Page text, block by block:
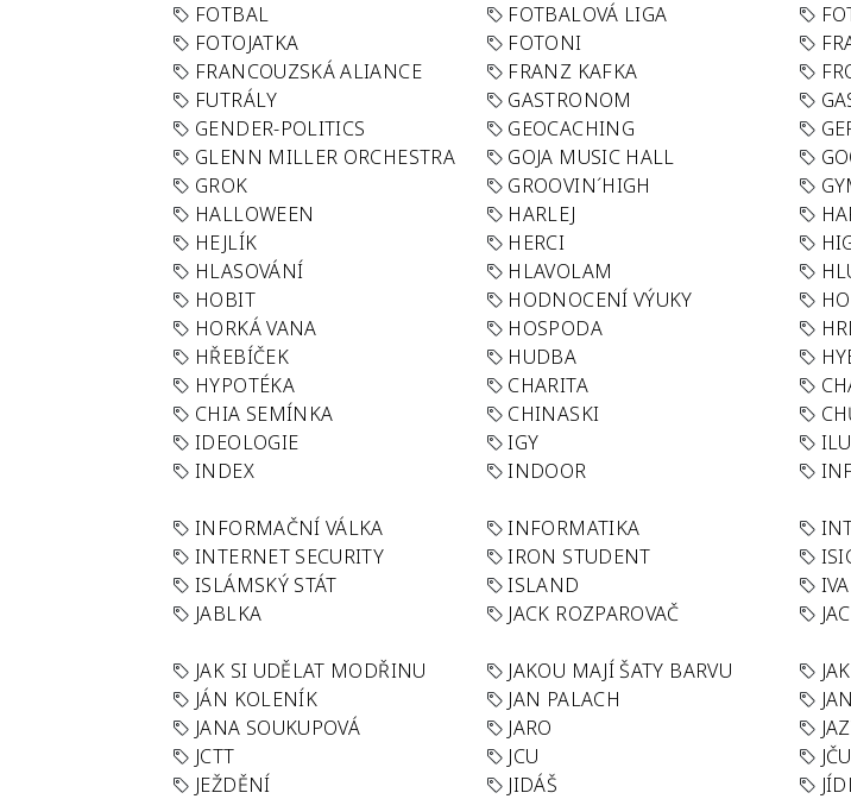
FOTBAL
FOTBALOVÁ LIGA
FOTOJATKA
FOTONI
FRANCOUZSKÁ ALIANCE
FRANZ KAFKA
FUTRÁLY
GASTRONOM
GENDER-POLITICS
GEOCACHING
GLENN MILLER ORCHESTRA
GOJA MUSIC HALL
GROK
GROOVIN´HIGH
HALLOWEEN
HARLEJ
HEJLÍK
HERCI
HLASOVÁNÍ
HLAVOLAM
HOBIT
HODNOCENÍ VÝUKY
HORKÁ VANA
HOSPODA
HŘEBÍČEK
HUDBA
HYPOTÉKA
CHARITA
CHIA SEMÍNKA
CHINASKI
IDEOLOGIE
IGY
INDEX
INDOOR
INFORMAČNÍ VÁLKA
INFORMATIKA
INTERNET SECURITY
IRON STUDENT
ISLÁMSKÝ STÁT
ISLAND
JABLKA
JACK ROZPAROVAČ
JAK SI UDĚLAT MODŘINU
JAKOU MAJÍ ŠATY BARVU
JÁN KOLENÍK
JAN PALACH
JANA SOUKUPOVÁ
JARO
JCTT
JCU JČU
JEŽDĚNÍ
JIDÁŠ